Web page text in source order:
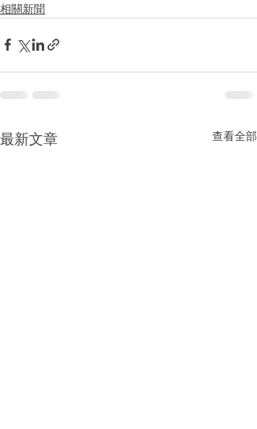
相關新聞
最新文章 查看全部